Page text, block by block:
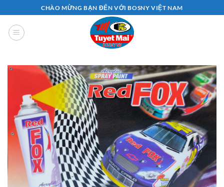
qua
nội
dung
CHÀO MỪNG BẠN ĐẾN VỚI BOSNY VIỆT NAM